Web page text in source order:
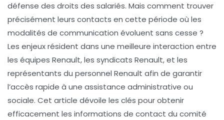
défense des droits des salariés. Mais comment trouver
précisément leurs contacts en cette période où les
modalités de communication évoluent sans cesse ?
Les enjeux résident dans une meilleure interaction entre
les équipes Renault, les syndicats Renault, et les
représentants du personnel Renault afin de garantir
l’accès rapide à une assistance administrative ou
sociale. Cet article dévoile les clés pour obtenir
efficacement les informations de contact du comité